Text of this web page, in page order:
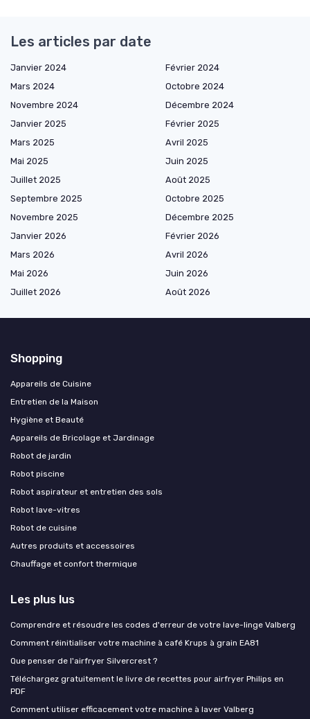
Les articles par date
Janvier 2024
Février 2024
Mars 2024
Octobre 2024
Novembre 2024
Décembre 2024
Janvier 2025
Février 2025
Mars 2025
Avril 2025
Mai 2025
Juin 2025
Juillet 2025
Août 2025
Septembre 2025
Octobre 2025
Novembre 2025
Décembre 2025
Janvier 2026
Février 2026
Mars 2026
Avril 2026
Mai 2026
Juin 2026
Juillet 2026
Août 2026
Shopping
Appareils de Cuisine
Entretien de la Maison
Hygiène et Beauté
Appareils de Bricolage et Jardinage
Robot de jardin
Robot piscine
Robot aspirateur et entretien des sols
Robot lave-vitres
Robot de cuisine
Autres produits et accessoires
Chauffage et confort thermique
Les plus lus
Comprendre et résoudre les codes d'erreur de votre lave-linge Valberg
Comment réinitialiser votre machine à café Krups à grain EA81
Que penser de l'airfryer Silvercrest ?
Téléchargez gratuitement le livre de recettes pour airfryer Philips en
PDF
Comment utiliser efficacement votre machine à laver Valberg